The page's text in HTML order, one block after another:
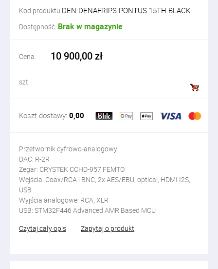
Kod produktu DEN-DENAFRIPS-PONTUS-15TH-BLACK
Dostępność: Brak w magazynie
Cena: 10 900,00 zł
szt.
Koszt dostawy: 0,00
Przetwornik cyfrowo-analogowy
DAC: R-2R
Zegar: CRYSTEK CCHD-957 FEMTO
Wejścia: Coax/RCA i BNC, 2x AES/EBU, optical, HDMI I2S,
USB
Wyjścia analogowe: RCA, XLR
USB: STM32F446 Advanced AMR Based MCU
Czytaj cały opis
Zapytaj o produkt